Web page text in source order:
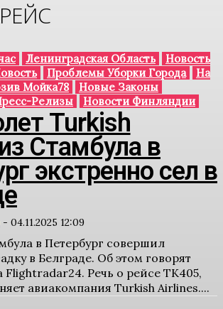
Ленинградская Область
Новость
Проблемы Уборки Города
На
Мойка78
Новые Законы
Релизы
Новости Финляндии
Turkish
Стамбула в
экстренно сел в
- 04.11.2025 12:09
в Петербург совершил
в Белграде. Об этом говорят
Flightradar24. Речь о рейсе TK405,
авиакомпания Turkish Airlines....